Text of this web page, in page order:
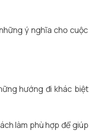
ý nghĩa cho cuộc
hướng đi khác biệt
làm phù hợp để giúp